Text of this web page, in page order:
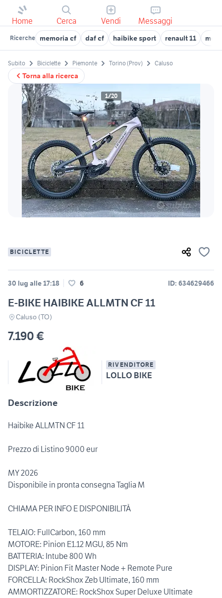
Home Cerca Vendi Messaggi
Ricerche memoria cf daf cf haibike sport renault 11
Torna alla ricerca
Subito Biciclette Piemonte Torino (Prov) Caluso
1/20
BICICLETTE
30 lug alle 17:18 6 ID: 634629466
E-BIKE HAIBIKE ALLMTN CF 11
Caluso (TO)
7.190 €
RIVENDITORE
LOLLO BIKE
Descrizione
Haibike ALLMTN CF 11
Prezzo di Listino 9000 eur
MY 2026
Disponibile in pronta consegna Taglia M
CHIAMA PER INFO E DISPONIBILITÀ
TELAIO: FullCarbon, 160 mm
MOTORE: Pinion E1.12 MGU, 85 Nm
BATTERIA: Intube 800 Wh
DISPLAY: Pinion Fit Master Node + Remote Pure
FORCELLA: RockShox Zeb Ultimate, 160 mm
AMMORTIZZATORE: RockShox Super Deluxe Ultimate